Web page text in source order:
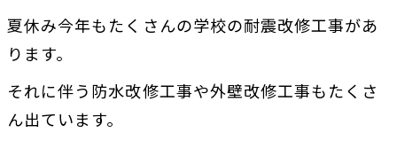
夏休み今年もたくさんの学校の耐震改修工事があ
ります。
それに伴う防水改修工事や外壁改修工事もたくさ
ん出ています。